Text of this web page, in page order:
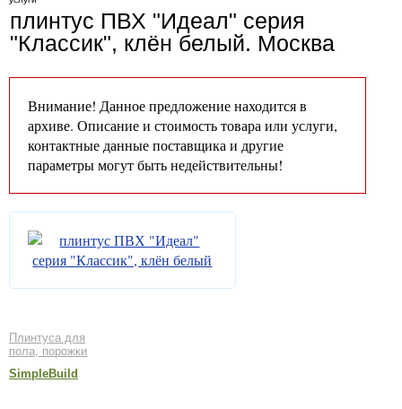
плинтус ПВХ "Идеал" серия
"Классик", клён белый. Москва
Внимание! Данное предложение находится в
архиве. Описание и стоимость товара или услуги,
контактные данные поставщика и другие
параметры могут быть недействительны!
Плинтуса для
пола, порожки
SimpleBuild